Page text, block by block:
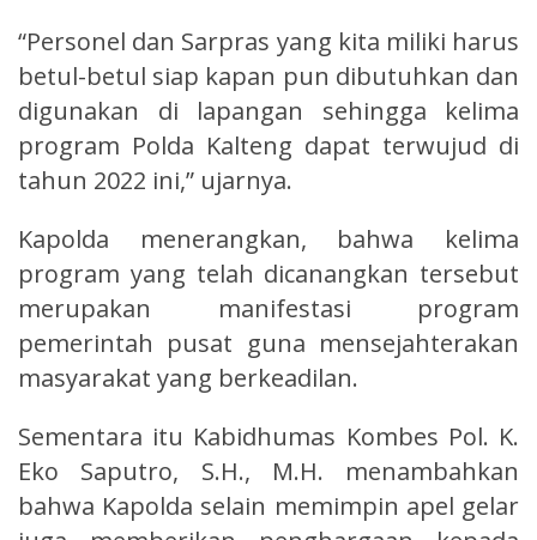
“Personel dan Sarpras yang kita miliki harus
betul-betul siap kapan pun dibutuhkan dan
digunakan di lapangan sehingga kelima
program Polda Kalteng dapat terwujud di
tahun 2022 ini,” ujarnya.
Kapolda menerangkan, bahwa kelima
program yang telah dicanangkan tersebut
merupakan manifestasi program
pemerintah pusat guna mensejahterakan
masyarakat yang berkeadilan.
Sementara itu Kabidhumas Kombes Pol. K.
Eko Saputro, S.H., M.H. menambahkan
bahwa Kapolda selain memimpin apel gelar